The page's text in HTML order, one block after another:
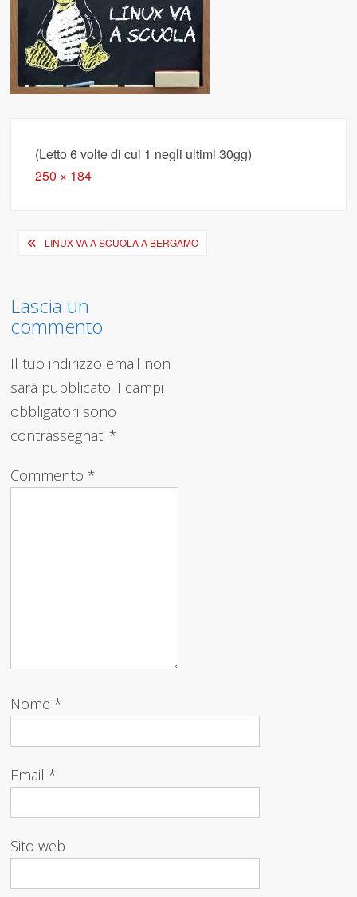
(Letto 6 volte di cui 1 negli ultimi 30gg)
Full
250 × 184
Navigazione
LINUX VA A SCUOLA A BERGAMO
Lascia un
commento
Il tuo indirizzo email non
sarà pubblicato. I campi
obbligatori sono
contrassegnati*
Commento*
Nome*
Email*
Sito web